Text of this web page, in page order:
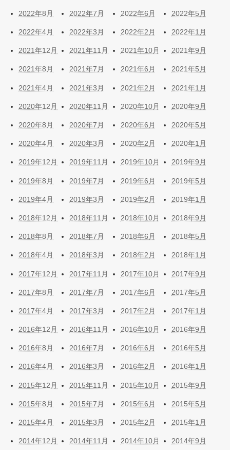
2022年8月 2022年7月 2022年6月 2022年5月
2022年4月 2022年3月 2022年2月 2022年1月
2021年12月 2021年11月 2021年10月 2021年9月
2021年8月 2021年7月 2021年6月 2021年5月
2021年4月 2021年3月 2021年2月 2021年1月
2020年12月 2020年11月 2020年10月 2020年9月
2020年8月 2020年7月 2020年6月 2020年5月
2020年4月 2020年3月 2020年2月 2020年1月
2019年12月 2019年11月 2019年10月 2019年9月
2019年8月 2019年7月 2019年6月 2019年5月
2019年4月 2019年3月 2019年2月 2019年1月
2018年12月 2018年11月 2018年10月 2018年9月
2018年8月 2018年7月 2018年6月 2018年5月
2018年4月 2018年3月 2018年2月 2018年1月
2017年12月 2017年11月 2017年10月 2017年9月
2017年8月 2017年7月 2017年6月 2017年5月
2017年4月 2017年3月 2017年2月 2017年1月
2016年12月 2016年11月 2016年10月 2016年9月
2016年8月 2016年7月 2016年6月 2016年5月
2016年4月 2016年3月 2016年2月 2016年1月
2015年12月 2015年11月 2015年10月 2015年9月
2015年8月 2015年7月 2015年6月 2015年5月
2015年4月 2015年3月 2015年2月 2015年1月
2014年12月 2014年11月 2014年10月 2014年9月